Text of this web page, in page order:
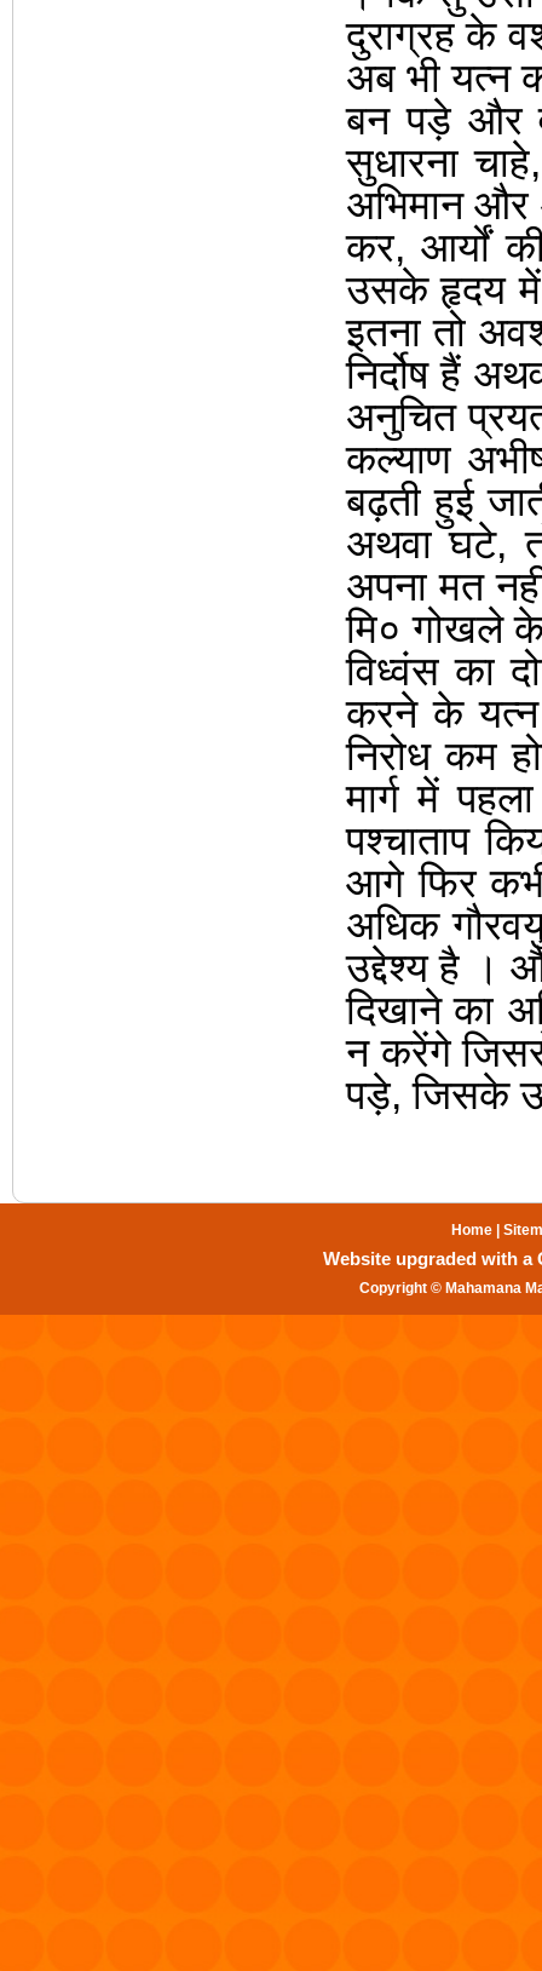
दुराग्रह के
अब भी यत्न
बन पड़े और
सुधारना चाहे
अभिमान और
कर, आर्यों
उसके हृदय में
इतना तो
निर्दोष हैं
अनुचित
कल्याण
बढ़ती हुई
अथवा घटे,
अपना मत
मि० गोखले
विध्वंस का
करने के यत्न
निरोध कम
मार्ग में
पश्चाताप
आगे फिर
अधिक
उद्देश्य है ।
दिखाने का
न करेंगे
पड़े,जिसके
Home
Website upgraded with a
Copyright © Mahamana